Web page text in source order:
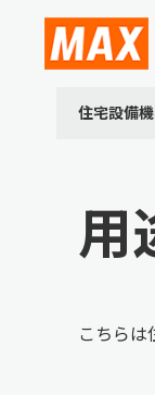
住宅設備
用
こちらは